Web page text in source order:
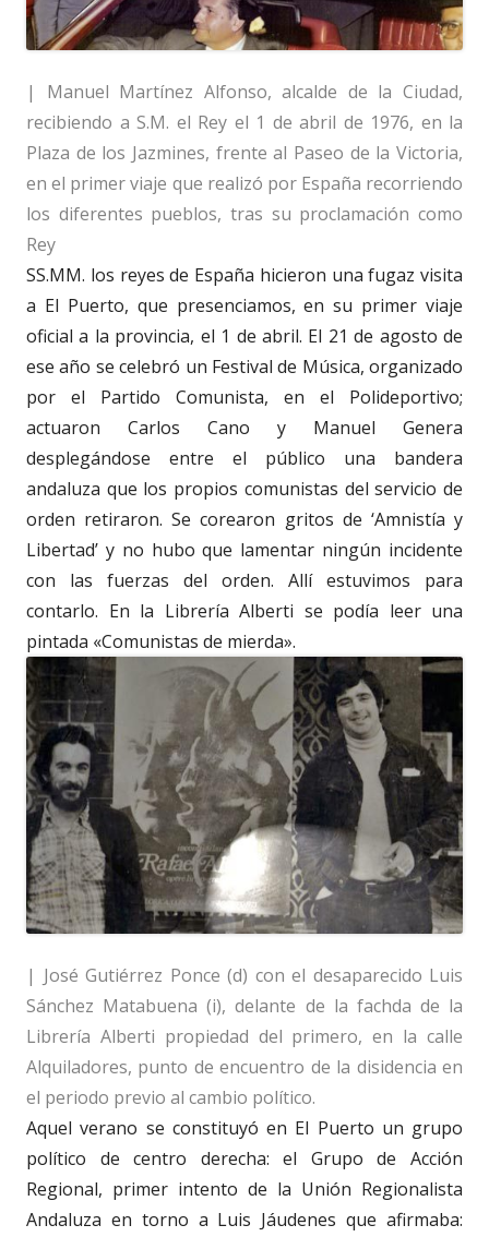
| Manuel Martínez Alfonso, alcalde de la Ciudad,
recibiendo a S.M. el Rey el 1 de abril de 1976, en la
Plaza de los Jazmines, frente al Paseo de la Victoria,
en el primer viaje que realizó por España recorriendo
los diferentes pueblos, tras su proclamación como
Rey
SS.MM. los reyes de España hicieron una fugaz visita
a El Puerto, que presenciamos, en su primer viaje
oficial a la provincia, el 1 de abril. El 21 de agosto de
ese año se celebró un Festival de Música, organizado
por el Partido Comunista, en el Polideportivo;
actuaron Carlos Cano y Manuel Genera
desplegándose entre el público una bandera
andaluza que los propios comunistas del servicio de
orden retiraron. Se corearon gritos de ‘Amnistía y
Libertad’ y no hubo que lamentar ningún incidente
con las fuerzas del orden. Allí estuvimos para
contarlo. En la Librería Alberti se podía leer una
pintada «Comunistas de mierda».
| José Gutiérrez Ponce (d) con el desaparecido Luis
Sánchez Matabuena (i), delante de la fachda de la
Librería Alberti propiedad del primero, en la calle
Alquiladores, punto de encuentro de la disidencia en
el periodo previo al cambio político.
Aquel verano se constituyó en El Puerto un grupo
político de centro derecha: el Grupo de Acción
Regional, primer intento de la Unión Regionalista
Andaluza en torno a Luis Jáudenes que afirmaba: